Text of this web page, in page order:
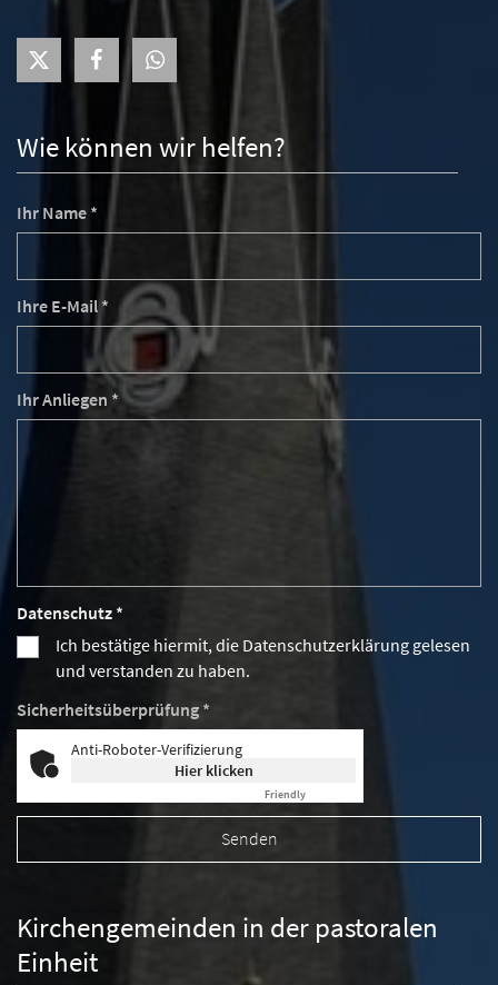
Wie können wir helfen?
Ihr Name *
Ihre E-Mail *
Ihr Anliegen *
Datenschutz *
Ich bestätige hiermit, die Datenschutzerklärung gelesen
und verstanden zu haben.
Sicherheitsüberprüfung *
Anti-Roboter-Verifizierung
Hier klicken
Friendly
Kirchengemeinden in der pastoralen
Einheit